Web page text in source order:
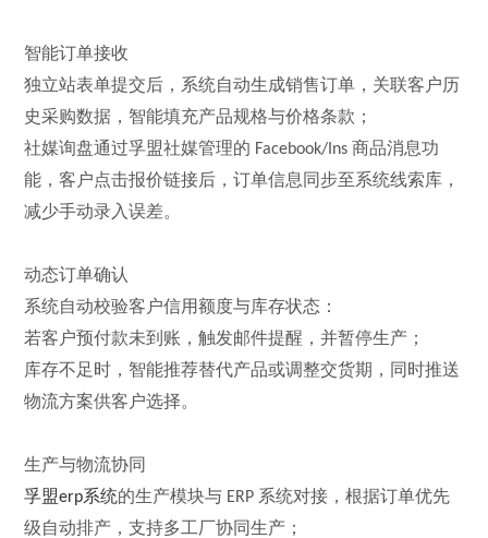
智能订单接收
独立站表单提交后， 系统自动生成销售订单，关联客户历
史采购数据，智能填充产品规格与价格条款；
社媒询盘通过孚盟社媒管理的 Facebook/Ins 商品消息功
能，客户点击报价链接后，订单信息同步至系统线索库，
减少手动录入误差。
动态订单确认
系统自动校验客户信用额度与库存状态：
若客户预付款未到账，触发邮件提醒，并暂停生产；
库存不足时，智能推荐替代产品或调整交货期，同时推送
物流方案供客户选择。
生产与物流协同
孚盟erp系统的生产模块与 ERP 系统对接，根据订单优先
级自动排产，支持多工厂协同生产；